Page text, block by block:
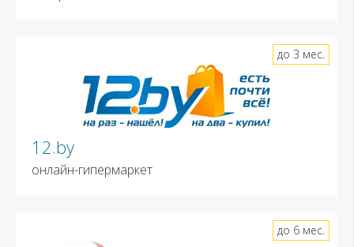
12.by
онлайн-гипермаркет
до 3 мес.
до 6 мес.